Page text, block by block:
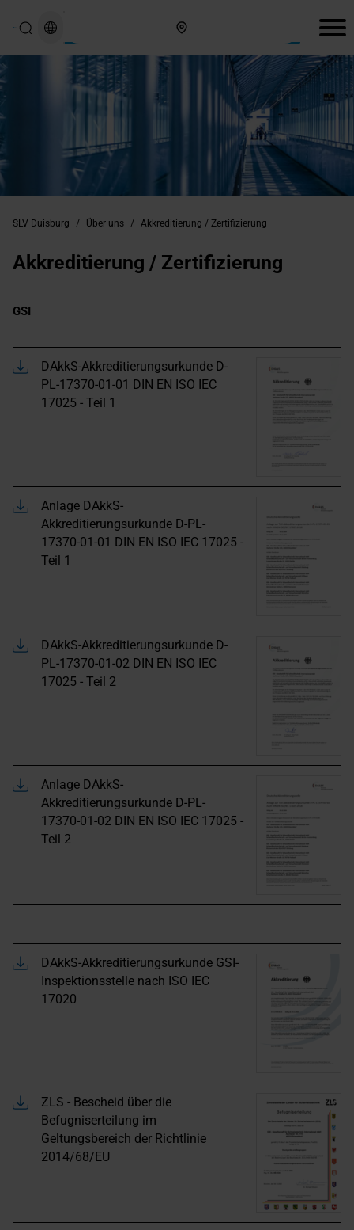
SLV Duisburg / Über uns / Akkreditierung / Zertifizierung
Akkreditierung / Zertifizierung
GSI
DAkkS-Akkreditierungsurkunde D-
PL-17370-01-01 DIN EN ISO IEC
17025 - Teil 1
Anlage DAkkS-
Akkreditierungsurkunde D-PL-
17370-01-01 DIN EN ISO IEC 17025 -
Teil 1
DAkkS-Akkreditierungsurkunde D-
PL-17370-01-02 DIN EN ISO IEC
17025 - Teil 2
Anlage DAkkS-
Akkreditierungsurkunde D-PL-
17370-01-02 DIN EN ISO IEC 17025 -
Teil 2
DAkkS-Akkreditierungsurkunde GSI-
Inspektionsstelle nach ISO IEC
17020
ZLS - Bescheid über die
Befugniserteilung im
Geltungsbereich der Richtlinie
2014/68/EU